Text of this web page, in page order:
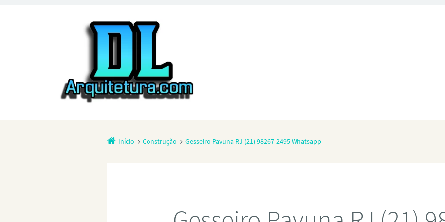
Início Construção Gesseiro Pavuna RJ (21) 98267-2495 Whatsapp